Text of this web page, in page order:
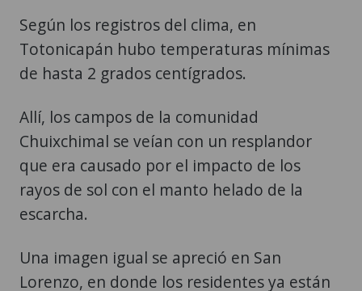
Según los registros del clima, en
Totonicapán hubo temperaturas mínimas
de hasta 2 grados centígrados.
Allí, los campos de la comunidad
Chuixchimal se veían con un resplandor
que era causado por el impacto de los
rayos de sol con el manto helado de la
escarcha.
Una imagen igual se apreció en San
Lorenzo, en donde los residentes ya están